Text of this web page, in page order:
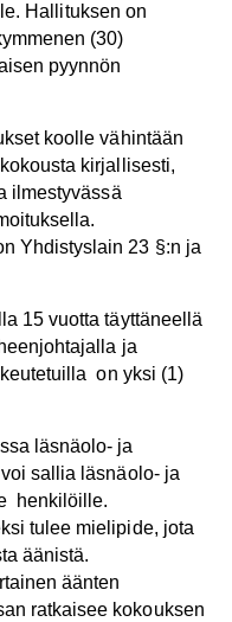
Hallituksen on
(30)
pyynnön
koolle vähintään
kirjallisesti,
ilmestyvässä
Yhdistyslain 23 §:n ja
15 vuotta täyttäneellä
ja
on yksi (1)
läsnäolo- ja
sallia läsnäolo- ja
henkilöille.
tulee mielipide, jota
äänistä.
äänten
ratkaisee kokouksen